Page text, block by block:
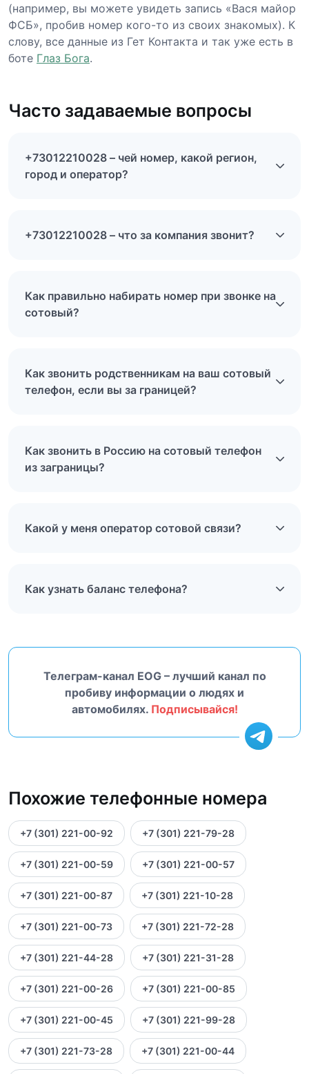
(например, вы можете увидеть запись «Вася майор
ФСБ», пробив номер кого-то из своих знакомых). К
слову, все данные из Гет Контакта и так уже есть в
боте Глаз Бога.
Часто задаваемые вопросы
+73012210028 – чей номер, какой регион,
город и оператор?
+73012210028 – что за компания звонит?
Как правильно набирать номер при звонке на
сотовый?
Как звонить родственникам на ваш сотовый
телефон, если вы за границей?
Как звонить в Россию на сотовый телефон
из заграницы?
Какой у меня оператор сотовой связи?
Как узнать баланс телефона?
Телеграм-канал EOG – лучший канал по
пробиву информации о людях и
автомобилях. Подписывайся!
Похожие телефонные номера
+7 (301) 221-00-92 +7 (301) 221-79-28
+7 (301) 221-00-59 +7 (301) 221-00-57
+7 (301) 221-00-87 +7 (301) 221-10-28
+7 (301) 221-00-73 +7 (301) 221-72-28
+7 (301) 221-44-28 +7 (301) 221-31-28
+7 (301) 221-00-26 +7 (301) 221-00-85
+7 (301) 221-00-45 +7 (301) 221-99-28
+7 (301) 221-73-28 +7 (301) 221-00-44